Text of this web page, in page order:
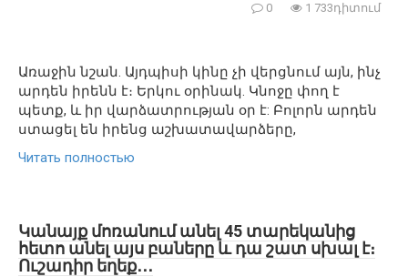
0
1 733դիտում
Առաջին նշան. Այդպիսի կինը չի վերցնում այն, ինչ
արդեն իրենն է։ Երկու օրինակ. Կնոջը փող է
պետք, և իր վարձատրության օր է: Բոլորն արդեն
ստացել են իրենց աշխատավարձերը,
Читать полностью
Կանայք մոռանում անել 45 տարեկանից
հետո անել այս բաները և դա շատ սխալ է։
Ուշադիր եղեք․․․